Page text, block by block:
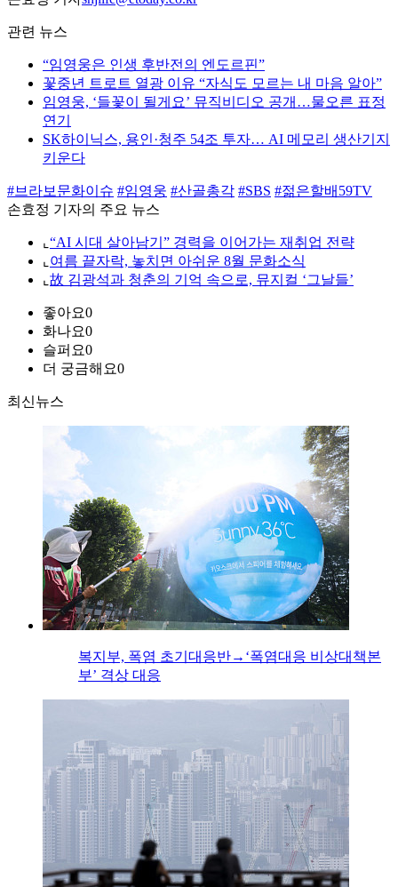
관련 뉴스
“임영웅은 인생 후반전의 엔도르핀”
꽃중년 트로트 열광 이유 “자식도 모르는 내 마음 알아”
임영웅, ‘들꽃이 될게요’ 뮤직비디오 공개…물오른 표정
연기
SK하이닉스, 용인·청주 54조 투자… AI 메모리 생산기지
키운다
#브라보문화이슈 #임영웅 #산골총각 #SBS #젊은할배59TV
손효정 기자의 주요 뉴스
⌞ “AI 시대 살아남기” 경력을 이어가는 재취업 전략
⌞ 여름 끝자락, 놓치면 아쉬운 8월 문화소식
⌞ 故 김광석과 청춘의 기억 속으로, 뮤지컬 ‘그날들’
좋아요0
화나요0
슬퍼요0
더 궁금해요0
최신뉴스
복지부, 폭염 초기대응반→‘폭염대응 비상대책본
부’ 격상 대응